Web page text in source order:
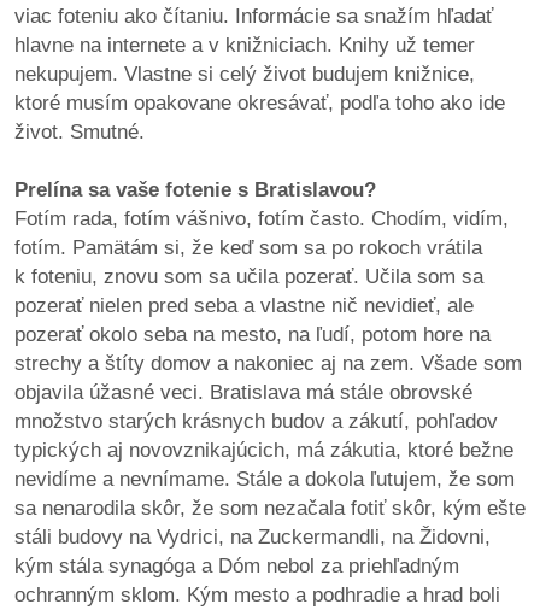
viac foteniu ako čítaniu. Informácie sa snažím hľadať
hlavne na internete a v knižniciach. Knihy už temer
nekupujem. Vlastne si celý život budujem knižnice,
ktoré musím opakovane okresávať, podľa toho ako ide
život. Smutné.
Prelína sa vaše fotenie s Bratislavou?
Fotím rada, fotím vášnivo, fotím často. Chodím, vidím,
fotím. Pamätám si, že keď som sa po rokoch vrátila
k foteniu, znovu som sa učila pozerať. Učila som sa
pozerať nielen pred seba a vlastne nič nevidieť, ale
pozerať okolo seba na mesto, na ľudí, potom hore na
strechy a štíty domov a nakoniec aj na zem. Všade som
objavila úžasné veci. Bratislava má stále obrovské
množstvo starých krásnych budov a zákutí, pohľadov
typických aj novovznikajúcich, má zákutia, ktoré bežne
nevidíme a nevnímame. Stále a dokola ľutujem, že som
sa nenarodila skôr, že som nezačala fotiť skôr, kým ešte
stáli budovy na Vydrici, na Zuckermandli, na Židovni,
kým stála synagóga a Dóm nebol za priehľadným
ochranným sklom. Kým mesto a podhradie a hrad boli